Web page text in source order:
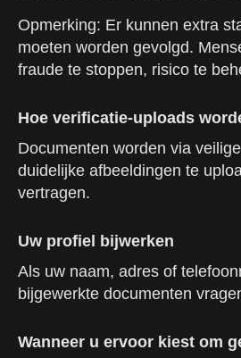
Opmerking: Er kunnen extra
moeten worden gevolgd.
fraude te stoppen, risico te
Hoe verificatie-uploads
Documenten worden via
duidelijke afbeeldingen te
vertragen.
Uw profiel bijwerken
Als uw naam, adres of
bijgewerkte documenten
Wanneer u ervoor kiest om